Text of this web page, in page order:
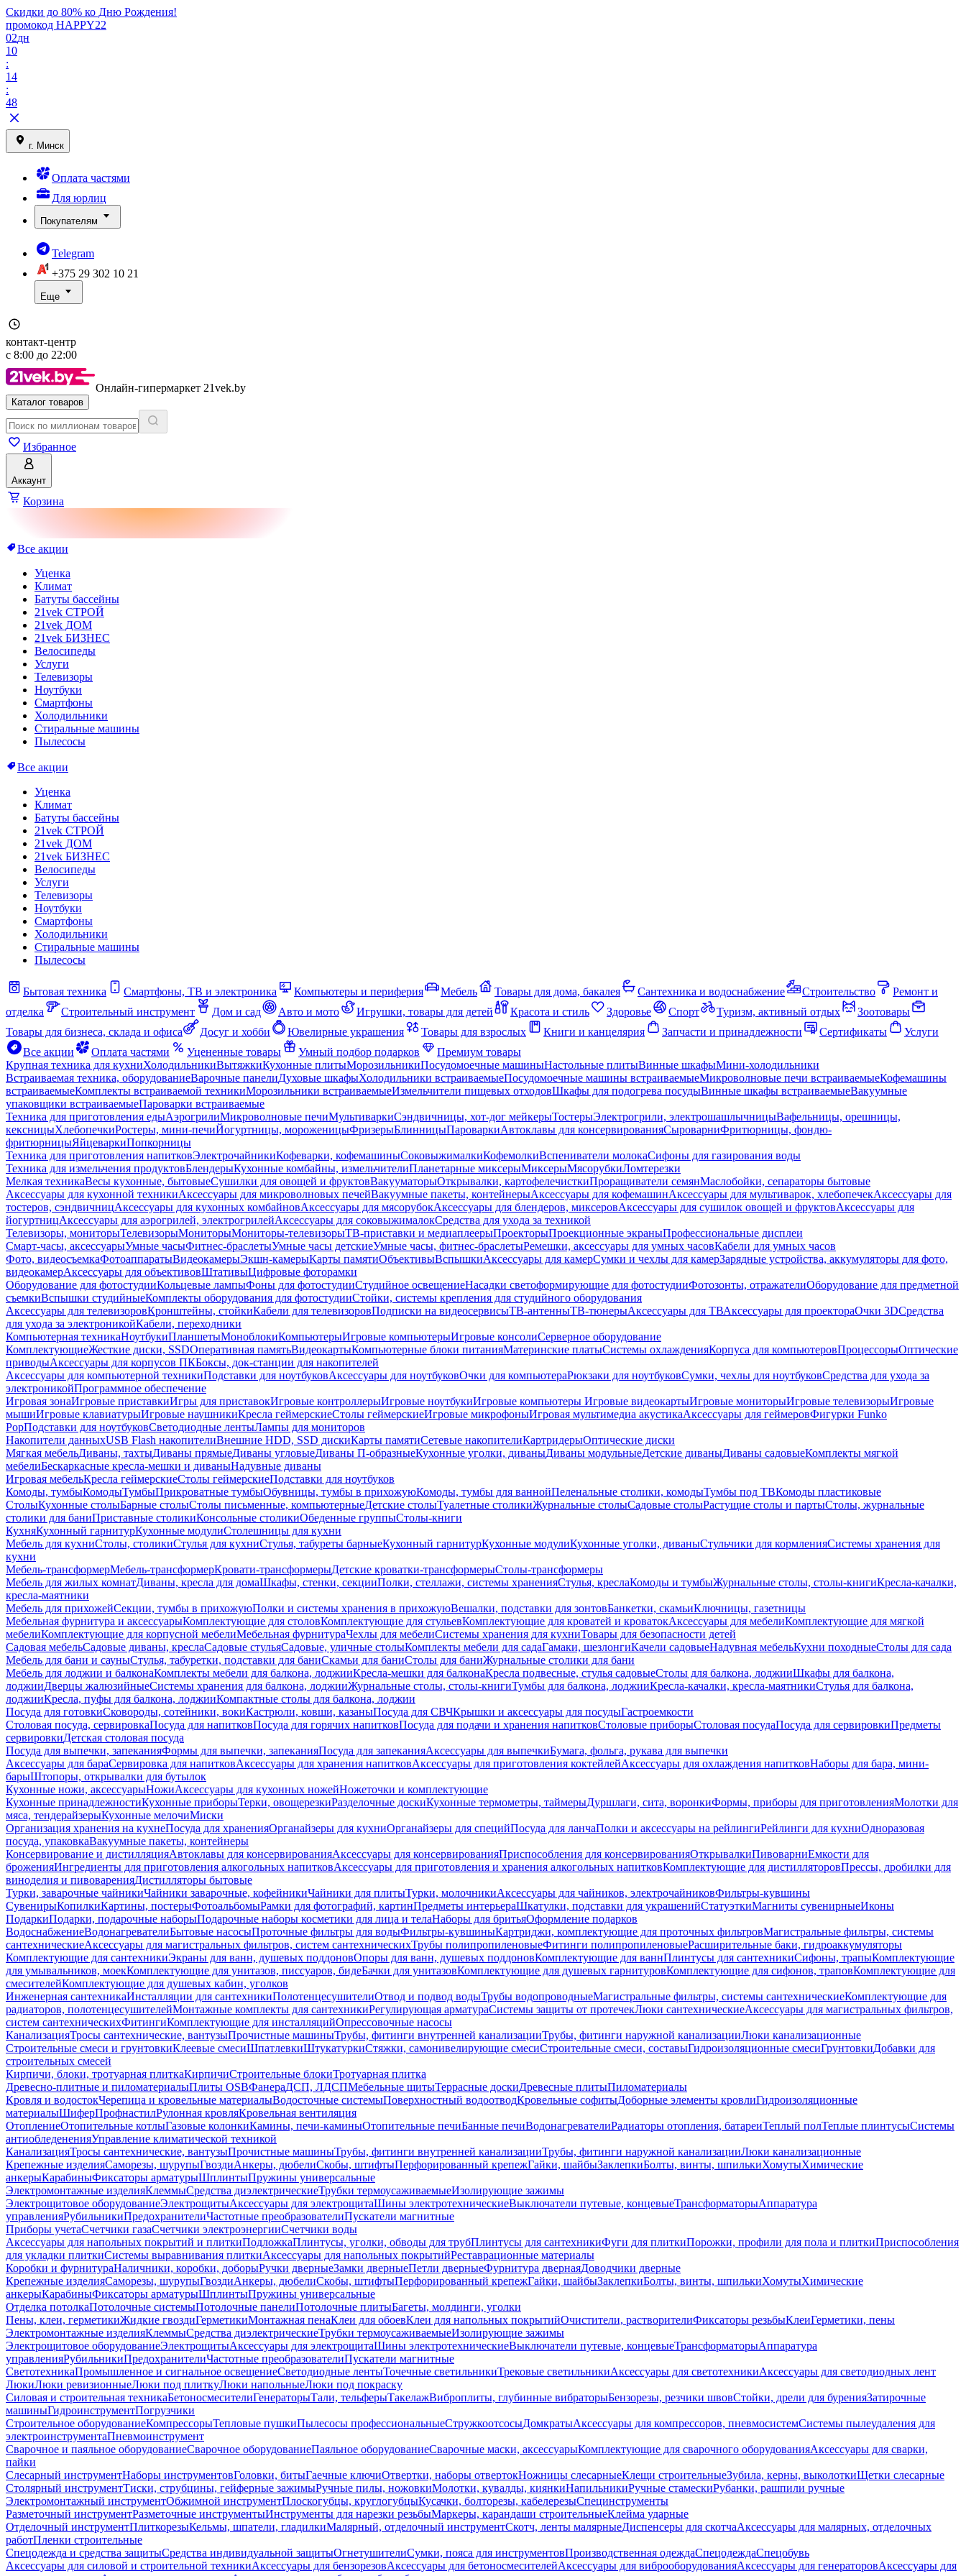
Скидки до 80% ко Дню Рождения!
промокод HAPPY22
02дн
10
:
14
:
48
г. Минск
Оплата частями
Для юрлиц
Покупателям
Telegram
+375 29 302 10 21
Еще
контакт-центр
с 8:00 до 22:00
Онлайн-гипермаркет 21vek.by
Каталог товаров
Избранное
Аккаунт
Корзина
Все акции
Уценка
Климат
Батуты бассейны
21vek СТРОЙ
21vek ДОМ
21vek БИЗНЕС
Велосипеды
Услуги
Телевизоры
Ноутбуки
Смартфоны
Холодильники
Стиральные машины
Пылесосы
Все акции
Уценка
Климат
Батуты бассейны
21vek СТРОЙ
21vek ДОМ
21vek БИЗНЕС
Велосипеды
Услуги
Телевизоры
Ноутбуки
Смартфоны
Холодильники
Стиральные машины
Пылесосы
Бытовая техника Смартфоны, ТВ и электроника Компьютеры и периферия Мебель Товары для дома, бакалея Сантехника и водоснабжение Строительство
Ремонт и
отделка
Строительный инструмент Дом и сад Авто и мото Игрушки, товары для детей Красота и стиль Здоровье Спорт Туризм, активный отдых
Зоотовары
Товары для бизнеса, склада и офиса
Досуг и хобби Ювелирные украшения Товары для взрослых Книги и канцелярия Запчасти и принадлежности Сертификаты
Услуги
Все акции
Оплата частями Уцененные товары Умный подбор подарков
Премиум товары
Крупная техника для кухниХолодильникиВытяжкиКухонные плитыМорозильникиПосудомоечные машиныНастольные плитыВинные шкафыМини-холодильники
Встраиваемая техника, оборудованиеВарочные панелиДуховые шкафыХолодильники встраиваемыеПосудомоечные машины встраиваемыеМикроволновые печи встраиваемыеКофемашины
встраиваемыеКомплекты встраиваемой техникиМорозильники встраиваемыеИзмельчители пищевых отходовШкафы для подогрева посудыВинные шкафы встраиваемыеВакуумные
упаковщики встраиваемыеПароварки встраиваемые
Техника для приготовления едыАэрогрилиМикроволновые печиМультиваркиСэндвичницы, хот-дог мейкерыТостерыЭлектрогрили, электрошашлычницыВафельницы, орешницы,
кексницыХлебопечкиРостеры, мини-печиЙогуртницы, мороженицыФризерыБлинницыПароваркиАвтоклавы для консервированияСыроварниФритюрницы, фондю-
фритюрницыЯйцеваркиПопкорницы
Техника для приготовления напитковЭлектрочайникиКофеварки, кофемашиныСоковыжималкиКофемолкиВспениватели молокаСифоны для газирования воды
Техника для измельчения продуктовБлендерыКухонные комбайны, измельчителиПланетарные миксерыМиксерыМясорубкиЛомтерезки
Мелкая техникаВесы кухонные, бытовыеСушилки для овощей и фруктовВакууматорыОткрывалки, картофелечисткиПроращиватели семянМаслобойки, сепараторы бытовые
Аксессуары для кухонной техникиАксессуары для микроволновых печейВакуумные пакеты, контейнерыАксессуары для кофемашинАксессуары для мультиварок, хлебопечекАксессуары для
тостеров, сэндвичницАксессуары для кухонных комбайновАксессуары для мясорубокАксессуары для блендеров, миксеровАксессуары для сушилок овощей и фруктовАксессуары для
йогуртницАксессуары для аэрогрилей, электрогрилейАксессуары для соковыжималокСредства для ухода за техникой
Телевизоры, мониторыТелевизорыМониторыМониторы-телевизорыТВ-приставки и медиаплеерыПроекторыПроекционные экраныПрофессиональные дисплеи
Смарт-часы, аксессуарыУмные часыФитнес-браслетыУмные часы детскиеУмные часы, фитнес-браслетыРемешки, аксессуары для умных часовКабели для умных часов
Фото, видеосъемкаФотоаппаратыВидеокамерыЭкшн-камерыКарты памятиОбъективыВспышкиАксессуары для камерСумки и чехлы для камерЗарядные устройства, аккумуляторы для фото,
видеокамерАксессуары для объективовШтативыЦифровые фоторамки
Оборудование для фотостудииКольцевые лампыФоны для фотостудииСтудийное освещениеНасадки светоформирующие для фотостудииФотозонты, отражателиОборудование для предметной
съемкиВспышки студийныеКомплекты оборудования для фотостудииСтойки, системы крепления для студийного оборудования
Аксессуары для телевизоровКронштейны, стойкиКабели для телевизоровПодписки на видеосервисыТВ-антенныТВ-тюнерыАксессуары для ТВАксессуары для проектораОчки 3DСредства
для ухода за электроникойКабели, переходники
Компьютерная техникаНоутбукиПланшетыМоноблокиКомпьютерыИгровые компьютерыИгровые консолиСерверное оборудование
КомплектующиеЖесткие диски, SSDОперативная памятьВидеокартыКомпьютерные блоки питанияМатеринские платыСистемы охлажденияКорпуса для компьютеровПроцессорыОптические
приводыАксессуары для корпусов ПКБоксы, док-станции для накопителей
Аксессуары для компьютерной техникиПодставки для ноутбуковАксессуары для ноутбуковОчки для компьютераРюкзаки для ноутбуковСумки, чехлы для ноутбуковСредства для ухода за
электроникойПрограммное обеспечение
Игровая зонаИгровые приставкиИгры для приставокИгровые контроллерыИгровые ноутбукиИгровые компьютеры Игровые видеокартыИгровые мониторыИгровые телевизорыИгровые
мышиИгровые клавиатурыИгровые наушникиКресла геймерскиеСтолы геймерскиеИгровые микрофоныИгровая мультимедиа акустикаАксессуары для геймеровФигурки Funko
PopПодставки для ноутбуковСветодиодные лентыЛампы для мониторов
Накопители данныхUSB Flash накопителиВнешние HDD, SSD дискиКарты памятиСетевые накопителиКартридерыОптические диски
Мягкая мебельДиваны, тахтыДиваны прямыеДиваны угловыеДиваны П-образныеКухонные уголки, диваныДиваны модульныеДетские диваныДиваны садовыеКомплекты мягкой
мебелиБескаркасные кресла-мешки и диваныНадувные диваны
Игровая мебельКресла геймерскиеСтолы геймерскиеПодставки для ноутбуков
Комоды, тумбыКомодыТумбыПрикроватные тумбыОбувницы, тумбы в прихожуюКомоды, тумбы для ваннойПеленальные столики, комодыТумбы под ТВКомоды пластиковые
СтолыКухонные столыБарные столыСтолы письменные, компьютерныеДетские столыТуалетные столикиЖурнальные столыСадовые столыРастущие столы и партыСтолы, журнальные
столики для баниПриставные столикиКонсольные столикиОбеденные группыСтолы-книги
КухняКухонный гарнитурКухонные модулиСтолешницы для кухни
Мебель для кухниСтолы, столикиСтулья для кухниСтулья, табуреты барныеКухонный гарнитурКухонные модулиКухонные уголки, диваныСтульчики для кормленияСистемы хранения для
кухни
Мебель-трансформерМебель-трансформерКровати-трансформерыДетские кроватки-трансформерыСтолы-трансформеры
Мебель для жилых комнатДиваны, кресла для домаШкафы, стенки, секцииПолки, стеллажи, системы храненияСтулья, креслаКомоды и тумбыЖурнальные столы, столы-книгиКресла-качалки,
кресла-маятники
Мебель для прихожейСекции, тумбы в прихожуюПолки и системы хранения в прихожуюВешалки, подставки для зонтовБанкетки, скамьиКлючницы, газетницы
Мебельная фурнитура и аксессуарыКомплектующие для столовКомплектующие для стульевКомплектующие для кроватей и кроватокАксессуары для мебелиКомплектующие для мягкой
мебелиКомплектующие для корпусной мебелиМебельная фурнитураЧехлы для мебелиСистемы хранения для кухниТовары для безопасности детей
Садовая мебельСадовые диваны, креслаСадовые стульяСадовые, уличные столыКомплекты мебели для садаГамаки, шезлонгиКачели садовыеНадувная мебельКухни походныеСтолы для сада
Мебель для бани и сауныСтулья, табуретки, подставки для баниСкамьи для баниСтолы для баниЖурнальные столики для бани
Мебель для лоджии и балконаКомплекты мебели для балкона, лоджииКресла-мешки для балконаКресла подвесные, стулья садовыеСтолы для балкона, лоджииШкафы для балкона,
лоджииДверцы жалюзийныеСистемы хранения для балкона, лоджииЖурнальные столы, столы-книгиТумбы для балкона, лоджииКресла-качалки, кресла-маятникиСтулья для балкона,
лоджииКресла, пуфы для балкона, лоджииКомпактные столы для балкона, лоджии
Посуда для готовкиСковороды, сотейники, вокиКастрюли, ковши, казаныПосуда для СВЧКрышки и аксессуары для посудыГастроемкости
Столовая посуда, сервировкаПосуда для напитковПосуда для горячих напитковПосуда для подачи и хранения напитковСтоловые приборыСтоловая посудаПосуда для сервировкиПредметы
сервировкиДетская столовая посуда
Посуда для выпечки, запеканияФормы для выпечки, запеканияПосуда для запеканияАксессуары для выпечкиБумага, фольга, рукава для выпечки
Аксессуары для бараСервировка для напитковАксессуары для хранения напитковАксессуары для приготовления коктейлейАксессуары для охлаждения напитковНаборы для бара, мини-
барыШтопоры, открывалки для бутылок
Кухонные ножи, аксессуарыНожиАксессуары для кухонных ножейНожеточки и комплектующие
Кухонные принадлежностиКухонные приборыТерки, овощерезкиРазделочные доскиКухонные термометры, таймерыДуршлаги, сита, воронкиФормы, приборы для приготовленияМолотки для
мяса, тендерайзерыКухонные мелочиМиски
Организация хранения на кухнеПосуда для храненияОрганайзеры для кухниОрганайзеры для специйПосуда для ланчаПолки и аксессуары на рейлингиРейлинги для кухниОдноразовая
посуда, упаковкаВакуумные пакеты, контейнеры
Консервирование и дистилляцияАвтоклавы для консервированияАксессуары для консервированияПриспособления для консервированияОткрывалкиПивоварниЕмкости для
броженияИнгредиенты для приготовления алкогольных напитковАксессуары для приготовления и хранения алкогольных напитковКомплектующие для дистилляторовПрессы, дробилки для
виноделия и пивоваренияДистилляторы бытовые
Турки, заварочные чайникиЧайники заварочные, кофейникиЧайники для плитыТурки, молочникиАксессуары для чайников, электрочайниковФильтры-кувшины
СувенирыКопилкиКартины, постерыФотоальбомыРамки для фотографий, картинПредметы интерьераШкатулки, подставки для украшенийСтатуэткиМагниты сувенирныеИконы
ПодаркиПодарки, подарочные наборыПодарочные наборы косметики для лица и телаНаборы для бритьяОформление подарков
ВодоснабжениеВодонагревателиБытовые насосыПроточные фильтры для водыФильтры-кувшиныКартриджи, комплектующие для проточных фильтровМагистральные фильтры, системы
сантехническиеАксессуары для магистральных фильтров, систем сантехническихТрубы полипропиленовыеФитинги полипропиленовыеРасширительные баки, гидроаккумуляторы
Комплектующие для сантехникиЭкраны для ванн, душевых поддоновОпоры для ванн, душевых поддоновКомплектующие для ваннПлинтусы для сантехникиСифоны, трапыКомплектующие
для умывальников, моекКомплектующие для унитазов, писсуаров, бидеБачки для унитазовКомплектующие для душевых гарнитуровКомплектующие для сифонов, траповКомплектующие для
смесителейКомплектующие для душевых кабин, уголков
Инженерная сантехникаИнсталляции для сантехникиПолотенцесушителиОтвод и подвод водыТрубы водопроводныеМагистральные фильтры, системы сантехническиеКомплектующие для
радиаторов, полотенцесушителейМонтажные комплекты для сантехникиРегулирующая арматураСистемы защиты от протечекЛюки сантехническиеАксессуары для магистральных фильтров,
систем сантехническихФитингиКомплектующие для инсталляцийОпрессовочные насосы
КанализацияТросы сантехнические, вантузыПрочистные машиныТрубы, фитинги внутренней канализацииТрубы, фитинги наружной канализацииЛюки канализационные
Строительные смеси и грунтовкиКлеевые смесиШпатлевкиШтукатуркиСтяжки, самонивелирующие смесиСтроительные смеси, составыГидроизоляционные смесиГрунтовкиДобавки для
строительных смесей
Кирпичи, блоки, тротуарная плиткаКирпичиСтроительные блокиТротуарная плитка
Древесно-плитные и пиломатериалыПлиты OSBФанераДСП, ЛДСПМебельные щитыТеррасные доскиДревесные плитыПиломатериалы
Кровля и водостокЧерепица и кровельные материалыВодосточные системыПоверхностный водоотводКровельные софитыДоборные элементы кровлиГидроизоляционные
материалыШиферПрофнастилРулонная кровляКровельная вентиляция
ОтоплениеОтопительные котлыГазовые колонкиКамины, печи-каминыОтопительные печиБанные печиВодонагревателиРадиаторы отопления, батареиТеплый полТеплые плинтусыСистемы
антиобледененияУправление климатической техникой
КанализацияТросы сантехнические, вантузыПрочистные машиныТрубы, фитинги внутренней канализацииТрубы, фитинги наружной канализацииЛюки канализационные
Крепежные изделияСаморезы, шурупыГвоздиАнкеры, дюбелиСкобы, штифтыПерфорированный крепежГайки, шайбыЗаклепкиБолты, винты, шпилькиХомутыХимические
анкерыКарабиныФиксаторы арматурыШплинтыПружины универсальные
Электромонтажные изделияКлеммыСредства диэлектрическиеТрубки термоусаживаемыеИзолирующие зажимы
Электрощитовое оборудованиеЭлектрощитыАксессуары для электрощитаШины электротехническиеВыключатели путевые, концевыеТрансформаторыАппаратура
управленияРубильникиПредохранителиЧастотные преобразователиПускатели магнитные
Приборы учетаСчетчики газаСчетчики электроэнергииСчетчики воды
Аксессуары для напольных покрытий и плиткиПодложкаПлинтусы, уголки, обводы для трубПлинтусы для сантехникиФуги для плиткиПорожки, профили для пола и плиткиПриспособления
для укладки плиткиСистемы выравнивания плиткиАксессуары для напольных покрытийРеставрационные материалы
Коробки и фурнитураНаличники, коробки, доборыРучки дверныеЗамки дверныеПетли дверныеФурнитура двернаяДоводчики дверные
Крепежные изделияСаморезы, шурупыГвоздиАнкеры, дюбелиСкобы, штифтыПерфорированный крепежГайки, шайбыЗаклепкиБолты, винты, шпилькиХомутыХимические
анкерыКарабиныФиксаторы арматурыШплинтыПружины универсальные
Отделка потолкаПотолочные системыПотолочные панелиПотолочные плитыБагеты, молдинги, уголки
Пены, клеи, герметикиЖидкие гвоздиГерметикиМонтажная пенаКлеи для обоевКлеи для напольных покрытийОчистители, растворителиФиксаторы резьбыКлеиГерметики, пены
Электромонтажные изделияКлеммыСредства диэлектрическиеТрубки термоусаживаемыеИзолирующие зажимы
Электрощитовое оборудованиеЭлектрощитыАксессуары для электрощитаШины электротехническиеВыключатели путевые, концевыеТрансформаторыАппаратура
управленияРубильникиПредохранителиЧастотные преобразователиПускатели магнитные
СветотехникаПромышленное и сигнальное освещениеСветодиодные лентыТочечные светильникиТрековые светильникиАксессуары для светотехникиАксессуары для светодиодных лент
ЛюкиЛюки ревизионныеЛюки под плиткуЛюки напольныеЛюки под покраску
Силовая и строительная техникаБетоносмесителиГенераторыТали, тельферыТакелажВиброплиты, глубинные вибраторыБензорезы, резчики швовСтойки, дрели для буренияЗатирочные
машиныГидроинструментПогрузчики
Строительное оборудованиеКомпрессорыТепловые пушкиПылесосы профессиональныеСтружкоотсосыДомкратыАксессуары для компрессоров, пневмосистемСистемы пылеудаления для
электроинструментаПневмоинструмент
Сварочное и паяльное оборудованиеСварочное оборудованиеПаяльное оборудованиеСварочные маски, аксессуарыКомплектующие для сварочного оборудованияАксессуары для сварки,
пайки
Слесарный инструментНаборы инструментовГоловки, битыГаечные ключиОтвертки, наборы отвертокНожницы слесарныеКлещи строительныеЗубила, керны, выколоткиЩетки слесарные
Столярный инструментТиски, струбцины, гейферные зажимыРучные пилы, ножовкиМолотки, кувалды, киянкиНапильникиРучные стамескиРубанки, рашпили ручные
Электромонтажный инструментОбжимной инструментПлоскогубцы, круглогубцыКусачки, болторезы, кабелерезыСпецинструменты
Разметочный инструментРазметочные инструментыИнструменты для нарезки резьбыМаркеры, карандаши строительныеКлейма ударные
Отделочный инструментПлиткорезыКельмы, шпатели, гладилкиМалярный, отделочный инструментСкотч, ленты малярныеДиспенсеры для скотчаАксессуары для малярных, отделочных
работПленки строительные
Спецодежда и средства защитыСредства индивидуальной защитыОгнетушителиСумки, пояса для инструментовПроизводственная одеждаСпецодеждаСпецобувь
Аксессуары для силовой и строительной техникиАксессуары для бензорезовАксессуары для бетоносмесителейАксессуары для виброоборудованияАксессуары для генераторовАксессуары для